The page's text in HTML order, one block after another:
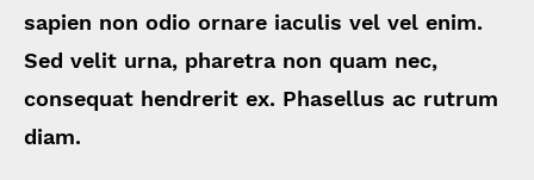
sapien non odio ornare iaculis vel vel enim.
Sed velit urna, pharetra non quam nec,
consequat hendrerit ex. Phasellus ac rutrum
diam.